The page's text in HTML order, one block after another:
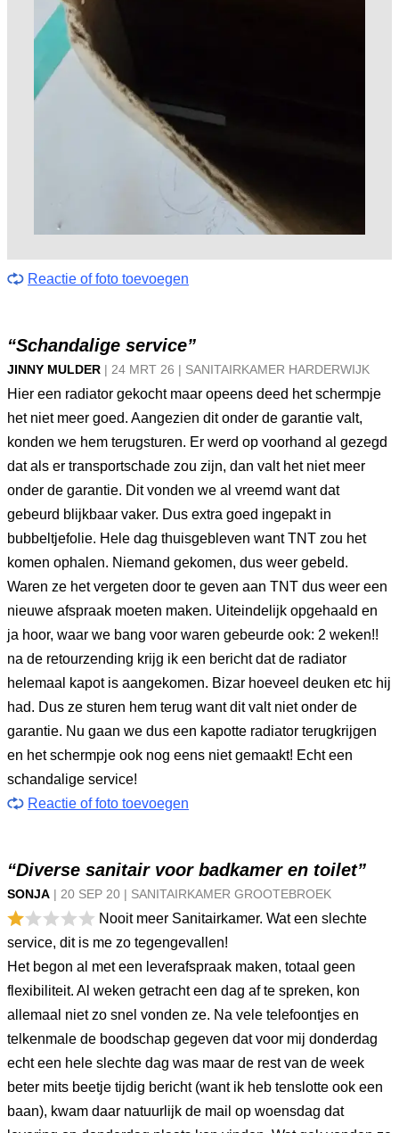
Reactie of foto toevoegen
“Schandalige service”
JINNY MULDER | 24 MRT 26 | SANITAIRKAMER HARDERWIJK
Hier een radiator gekocht maar opeens deed het schermpje
het niet meer goed. Aangezien dit onder de garantie valt,
konden we hem terugsturen. Er werd op voorhand al gezegd
dat als er transportschade zou zijn, dan valt het niet meer
onder de garantie. Dit vonden we al vreemd want dat
gebeurd blijkbaar vaker. Dus extra goed ingepakt in
bubbeltjefolie. Hele dag thuisgebleven want TNT zou het
komen ophalen. Niemand gekomen, dus weer gebeld.
Waren ze het vergeten door te geven aan TNT dus weer een
nieuwe afspraak moeten maken. Uiteindelijk opgehaald en
ja hoor, waar we bang voor waren gebeurde ook: 2 weken!!
na de retourzending krijg ik een bericht dat de radiator
helemaal kapot is aangekomen. Bizar hoeveel deuken etc hij
had. Dus ze sturen hem terug want dit valt niet onder de
garantie. Nu gaan we dus een kapotte radiator terugkrijgen
en het schermpje ook nog eens niet gemaakt! Echt een
schandalige service!
Reactie of foto toevoegen
“Diverse sanitair voor badkamer en toilet”
SONJA | 20 SEP 20 | SANITAIRKAMER GROOTEBROEK
Nooit meer Sanitairkamer. Wat een slechte
service, dit is me zo tegengevallen!
Het begon al met een leverafspraak maken, totaal geen
flexibiliteit. Al weken getracht een dag af te spreken, kon
allemaal niet zo snel vonden ze. Na vele telefoontjes en
telkenmale de boodschap gegeven dat voor mij donderdag
echt een hele slechte dag was maar de rest van de week
beter mits beetje tijdig bericht (want ik heb tenslotte ook een
baan), kwam daar natuurlijk de mail op woensdag dat